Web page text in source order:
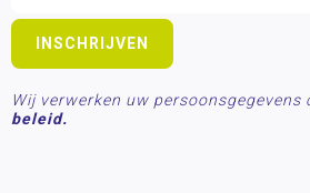
Wij verwerken uw persoonsgegevens
beleid.